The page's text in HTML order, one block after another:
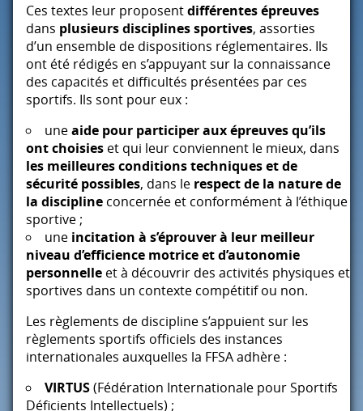
Ces textes leur proposentdifférentes épreuves
dans plusieurs disciplines sportives, assorties
d’un ensemble de dispositions réglementaires. Ils
ont été rédigés en s’appuyant sur la connaissance
des capacités et difficultés présentées par ces
sportifs. Ils sont pour eux :
uneaide pour participer aux épreuves qu’ils
ont choisies et qui leur conviennent le mieux, dans
les meilleures conditions techniques et de
sécurité possibles, dans le respect de la nature de
la discipline concernée et conformément à l’éthique
sportive ;
une incitation à s’éprouver à leur meilleur
niveau d’efficience motrice et d’autonomie
personnelle et à découvrir des activités physiques et
sportives dans un contexte compétitif ou non.
Les règlements de discipline s’appuient sur les
règlements sportifs officiels des instances
internationales auxquelles la FFSAadhère :
VIRTUS(Fédération Internationale pour Sportifs
Déficients Intellectuels) ;